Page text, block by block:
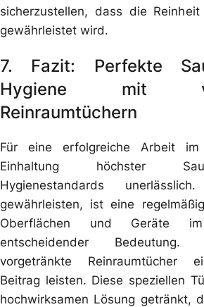
sicherzustellen, dass die
gewährleistet wird.
7. Fazit: Perfekte
Hygiene mit
Reinraumtüchern
Für eine erfolgreiche Arbeit
Einhaltung höchster
Hygienestandards
gewährleisten, ist eine
Oberflächen und Geräte
entscheidender
vorgetränkte Reinraumtücher
Beitrag leisten. Diese speziellen
hochwirksamen Lösung getränkt,